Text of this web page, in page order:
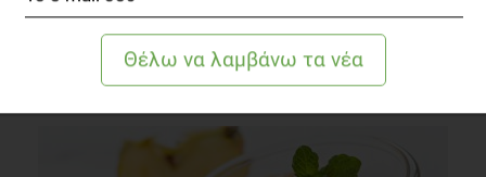
Γλυκιές γεύσεις από την Κρήτη
Συστάσεις Διατροφής
2 λεπτά να διαβαστεί